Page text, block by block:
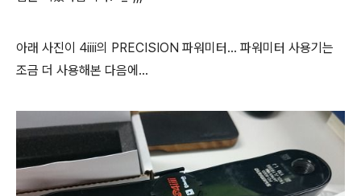
아래 사진이 4iiii의 PRECISION 파워미터... 파워미터 사용기는
조금 더 사용해본 다음에...